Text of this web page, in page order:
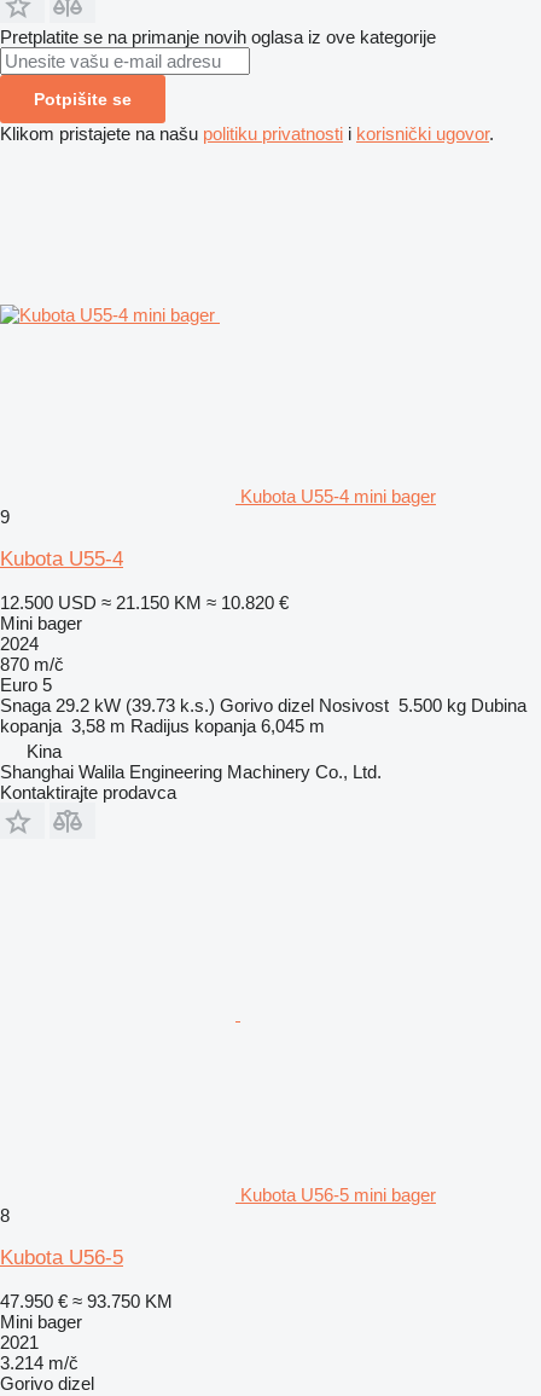
Pretplatite se na primanje novih oglasa iz ove kategorije
Potpišite se
Klikom pristajete na našu politiku privatnosti i korisnički ugovor.
Kubota U55-4 mini bager
9
Kubota U55-4
12.500 USD ≈ 21.150 KM ≈ 10.820 €
Mini bager
2024
870 m/č
Euro 5
Snaga 29.2 kW (39.73 k.s.) Gorivo dizel Nosivost 5.500 kg Dubina
kopanja 3,58 m Radijus kopanja 6,045 m
Kina
Shanghai Walila Engineering Machinery Co., Ltd.
Kontaktirajte prodavca
Kubota U56-5 mini bager
8
Kubota U56-5
47.950 € ≈ 93.750 KM
Mini bager
2021
3.214 m/č
Gorivo dizel